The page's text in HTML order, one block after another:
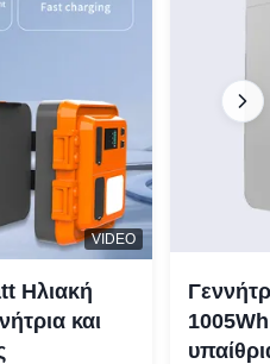
VIDEO
Ηλιακή
και